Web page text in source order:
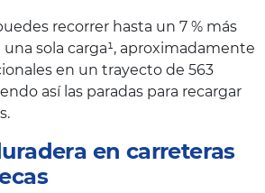
recorrer hasta un 7 % más
sola carga¹, aproximadamente
en un trayecto de 563
así las paradas para recargar
en carreteras